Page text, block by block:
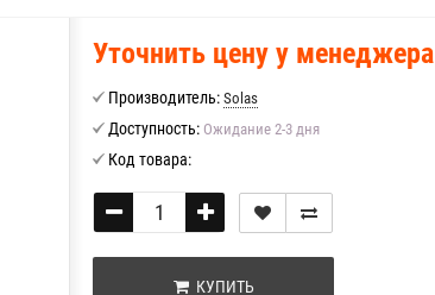
Уточнить цену у менеджера
Производитель: Solas
Доступность: Ожидание 2-3 дня
Код товара:
КУПИТЬ